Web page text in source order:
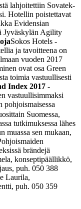
lahjoitettiin Sovatek-
Hotellin poistettavat
Evidensian
Jyväskylän Agility
Sokos Hotels -
ja tavoitteena on
vuoden 2017
ovat osa Green
toimia vastuullisesti
Index 2017 -
vastuullisimmaksi
Suomessa,
tutkimuksessa lähes
muassa sen mukaan,
brändejä
konseptipäällikkö,
puh. 050 388
Laurila,
puh. 050 359